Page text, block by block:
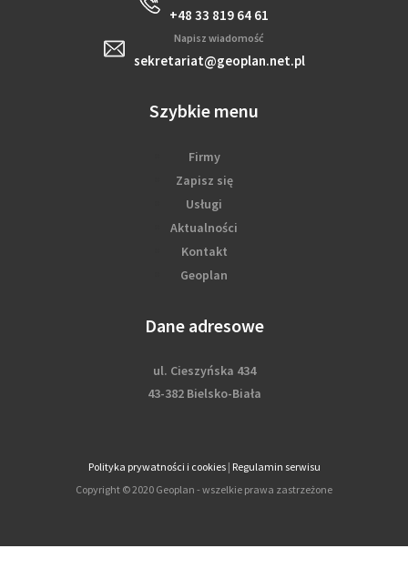
+48 33 819 64 61
Napisz wiadomość
sekretariat@geoplan.net.pl
Szybkie menu
Firmy
Zapisz się
Usługi
Aktualności
Kontakt
Geoplan
Dane adresowe
ul. Cieszyńska 434
43-382 Bielsko-Biała
Polityka prywatności i cookies| Regulamin serwisu
Copyright © 2020 Geoplan - wszelkie prawa zastrzeżone